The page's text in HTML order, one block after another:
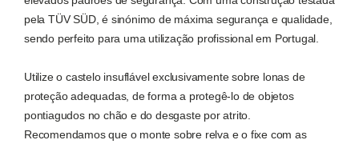
pela TÜV SÜD, é sinónimo de máxima segurança e qualidade,
sendo perfeito para uma utilização profissional em Portugal.
Utilize o castelo insuflável exclusivamente sobre lonas de
proteção adequadas, de forma a protegê-lo de objetos
pontiagudos no chão e do desgaste por atrito.
Recomendamos que o monte sobre relva e o fixe com as